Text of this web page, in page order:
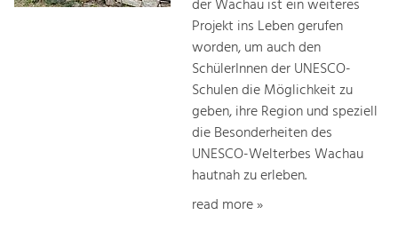
der Wachau ist ein weiteres
Projekt ins Leben gerufen
worden, um auch den
SchülerInnen der UNESCO-
Schulen die Möglichkeit zu
geben, ihre Region und speziell
die Besonderheiten des
UNESCO-Welterbes Wachau
hautnah zu erleben.
read more »